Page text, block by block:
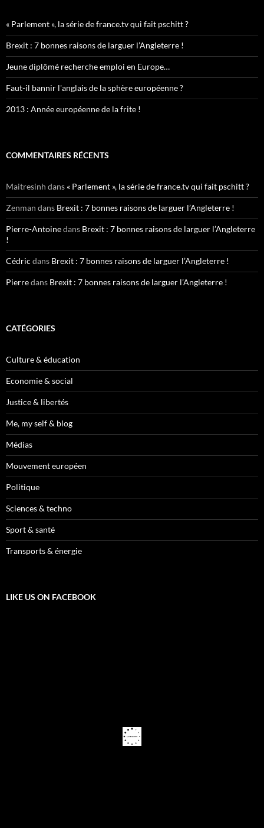
« Parlement », la série de france.tv qui fait pschitt ?
Brexit : 7 bonnes raisons de larguer l’Angleterre !
Jeune diplômé recherche emploi en Europe…
Faut-il bannir l'anglais de la sphère européenne ?
2013 : Année européenne de la frite !
COMMENTAIRES RÉCENTS
Maitresinh dans « Parlement », la série de france.tv qui fait pschitt ?
Zenman dans Brexit : 7 bonnes raisons de larguer l’Angleterre !
Pierre-Antoinedans Brexit : 7 bonnes raisons de larguer l’Angleterre
!
Cédric dans Brexit : 7 bonnes raisons de larguer l’Angleterre !
Pierredans Brexit : 7 bonnes raisons de larguer l’Angleterre !
CATÉGORIES
Culture & éducation
Economie & social
Justice & libertés
Me, my self & blog
Médias
Mouvement européen
Politique
Sciences & techno
Sport & santé
Transports & énergie
LIKE US ON FACEBOOK